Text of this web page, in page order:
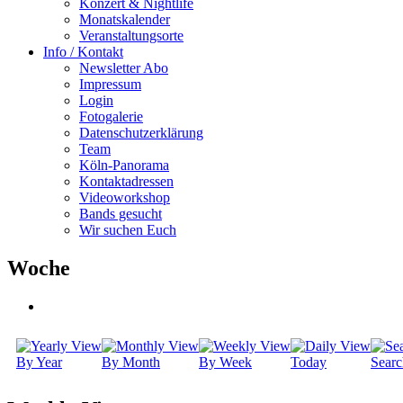
Konzert & Nightlife
Monatskalender
Veranstaltungsorte
Info / Kontakt
Newsletter Abo
Impressum
Login
Fotogalerie
Datenschutzerklärung
Team
Köln-Panorama
Kontaktadressen
Videoworkshop
Bands gesucht
Wir suchen Euch
Woche
By Year By Month By Week Today